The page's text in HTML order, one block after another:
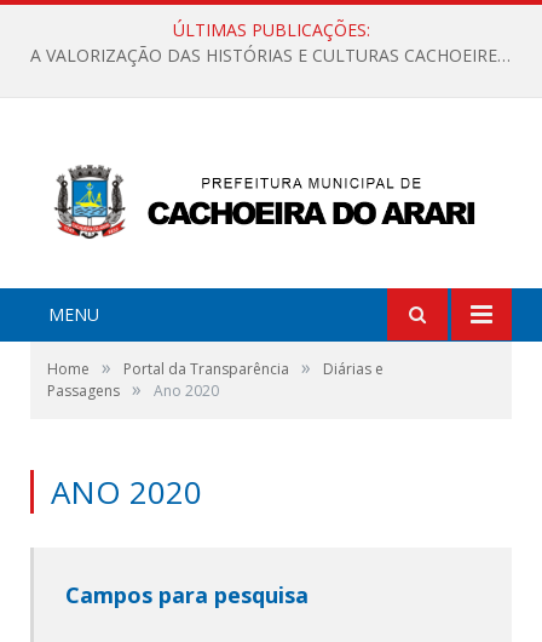
ÚLTIMAS PUBLICAÇÕES:
A VALORIZAÇÃO DAS HISTÓRIAS E CULTURAS CACHOEIRENSES
MENU
Home » Portal da Transparência »
Diárias e
Passagens » Ano 2020
ANO 2020
Campos para pesquisa